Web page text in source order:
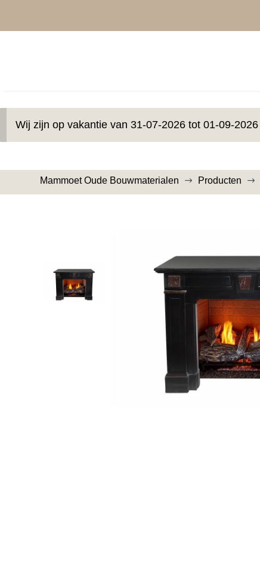
Wij zijn op vakantie van 31-07-2026 tot 01-09-2026
Mammoet Oude Bouwmaterialen $ Producten $